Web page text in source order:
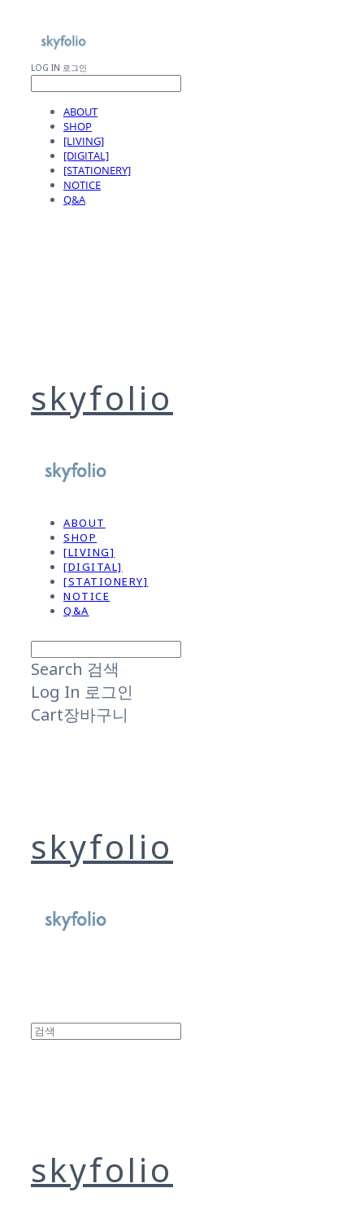
LOG IN 로그인
ABOUT
SHOP
[LIVING]
[DIGITAL]
[STATIONERY]
NOTICE
Q&A
skyfolio
ABOUT
SHOP
[LIVING]
[DIGITAL]
[STATIONERY]
NOTICE
Q&A
Search 검색
Log In 로그인
Cart장바구니
skyfolio
skyfolio